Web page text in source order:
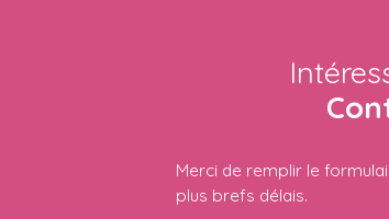
Merci de remplir le
plus brefs délais.